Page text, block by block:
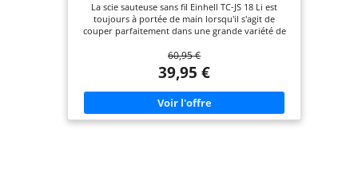
La scie sauteuse sans fil Einhell TC-JS 18 Li est
toujours à portée de main lorsqu'il s'agit de
couper parfaitement dans une grande variété de
Power X-Change, il offre un haut niveau de
flexibilité lorsque vous travaillez à la maison, à
l'atelier et au garage. Grâce à son fonctionnement
fluide, la scie sauteuse sans fil garantit des coupes
précises. Le lève-pendule peut être activé pour
des coupes rapides Le support de lame de scie
universel sans outil évite des étapes inutiles et
60,95 €
39,95 €